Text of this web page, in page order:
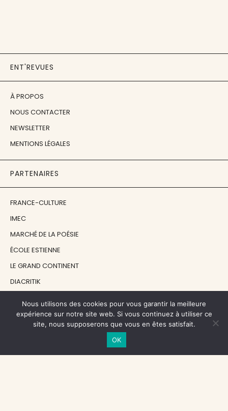
ENT'REVUES
À PROPOS
NOUS CONTACTER
NEWSLETTER
MENTIONS LÉGALES
PARTENAIRES
FRANCE-CULTURE
IMEC
MARCHÉ DE LA POÉSIE
ÉCOLE ESTIENNE
LE GRAND CONTINENT
DIACRITIK
NOS SOUTIENS
CENTRE NATIONAL DU LIVRE
Nous utilisons des cookies pour vous garantir la meilleure
expérience sur notre site web. Si vous continuez à utiliser ce
site, nous supposerons que vous en êtes satisfait.
OK